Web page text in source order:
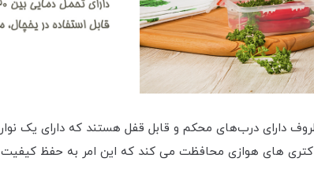
دارای درب‌های محکم و قابل قفل هستند که دارای یک
های هوازی محافظت می کند که این امر به حفظ